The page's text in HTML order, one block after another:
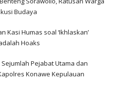
Budaya
Kasi Humas soal ‘Ikhlaskan’
Hoaks
Pejabat Utama dan
Konawe Kepulauan